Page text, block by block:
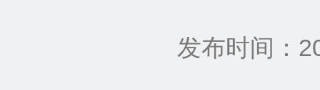
发布时间：